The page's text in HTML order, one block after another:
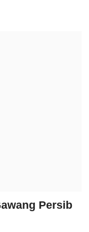
Persib